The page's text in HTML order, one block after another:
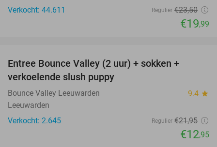
Verkocht: 44.611
Regulier €23,50
€19,99
Entree Bounce Valley (2 uur) + sokken +
verkoelende slush puppy
Bounce Valley Leeuwarden 9.4 star
Leeuwarden
Verkocht: 2.645
Regulier €21,95
€12,95